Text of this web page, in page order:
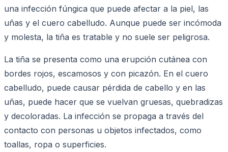
una infección fúngica que puede afectar a la piel, las
uñas y el cuero cabelludo. Aunque puede ser incómoda
y molesta, la tiña es tratable y no suele ser peligrosa.
La tiña se presenta como una erupción cutánea con
bordes rojos, escamosos y con picazón. En el cuero
cabelludo, puede causar pérdida de cabello y en las
uñas, puede hacer que se vuelvan gruesas, quebradizas
y decoloradas. La infección se propaga a través del
contacto con personas u objetos infectados, como
toallas, ropa o superficies.